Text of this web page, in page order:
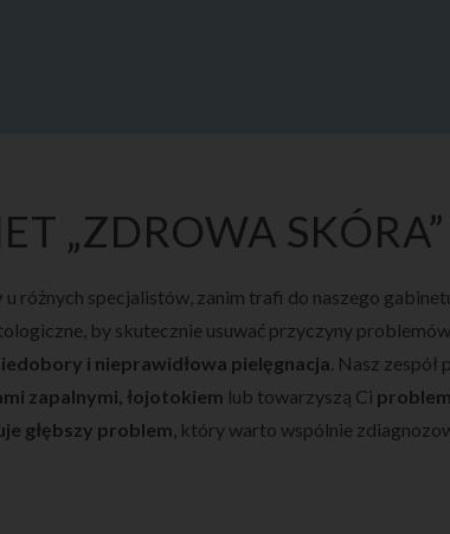
„ZDROWA SKÓRA”
u różnych specjalistów, zanim trafi do naszego
by skutecznie usuwać przyczyny
i nieprawidłowa pielęgnacja. Nasz
zapalnymi, łojotokiem lub towarzyszą Ci
głębszy problem , który warto wspólnie